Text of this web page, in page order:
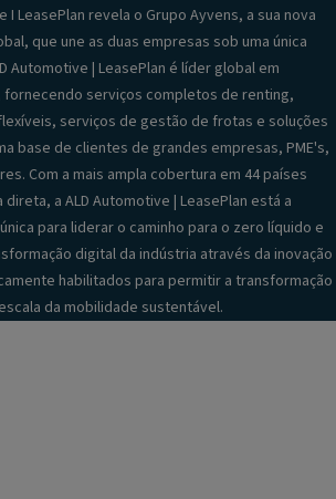
I LeasePlan revela o Grupo Ayvens, a sua nova
que une as duas empresas sob uma única
Automotive | LeasePlan é líder global em
serviços completos de renting,
serviços de gestão de frotas e soluções
base de clientes de grandes empresas, PME's,
Com a mais ampla cobertura em 44 países
a ALD Automotive | LeasePlan está a
para liderar o caminho para o zero líquido e
digital da indústria através da inovação
habilitados para permitir a transformação
da mobilidade sustentável.